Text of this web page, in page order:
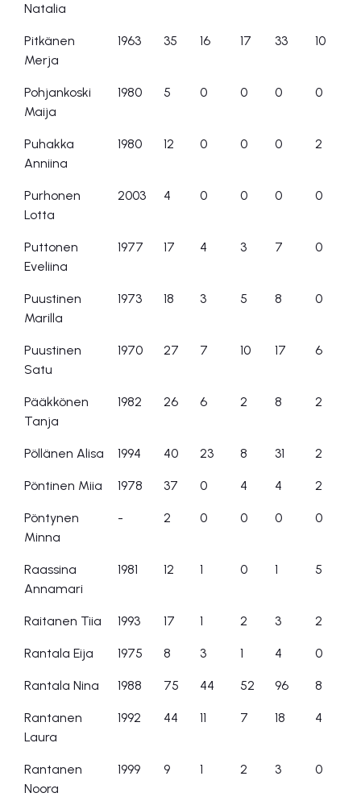
Natalia
Pitkänen
Merja
1963 35 16 17 33 10
Pohjankoski
Maija
1980 5 0 0 0 0
Puhakka
Anniina
1980 12 0 0 0 2
Purhonen
Lotta
2003 4 0 0 0 0
Puttonen
Eveliina
1977 17 4 3 7 0
Puustinen
Marilla
1973 18 3 5 8 0
Puustinen
Satu
1970 27 7 10 17 6
Pääkkönen
Tanja
1982 26 6 2 8 2
Pöllänen Alisa 1994 40 23 8 31 2
Pöntinen Miia 1978 37 0 4 4 2
Pöntynen
Minna
- 2 0 0 0 0
Raassina
Annamari
1981 12 1 0 1 5
Raitanen Tiia 1993 17 1 2 3 2
Rantala Eija 1975 8 3 1 4 0
Rantala Nina 1988 75 44 52 96 8
Rantanen
Laura
1992 44 11 7 18 4
Rantanen
Noora
1999 9 1 2 3 0